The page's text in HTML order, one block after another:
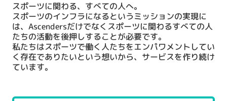
スポーツに関わる、すべての人へ。
スポーツのインフラになるというミッションの実現に
は、Ascendersだけでなくスポーツに関わるすべての人
たちの活動を後押しすることが必要です。
私たちはスポーツで働く人たちをエンパワメントしてい
く存在でありたいという想いから、サービスを作り続け
ています。